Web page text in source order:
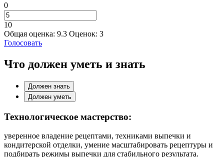
0
10
Общая оценка: 9.3 Оценок: 3
Голосовать
Что должен уметь и знать
Должен знать
Должен уметь
Технологическое мастерство:
уверенное владение рецептами, техниками выпечки и
кондитерской отделки, умение масштабировать рецептуры и
подбирать режимы выпечки для стабильного результата.